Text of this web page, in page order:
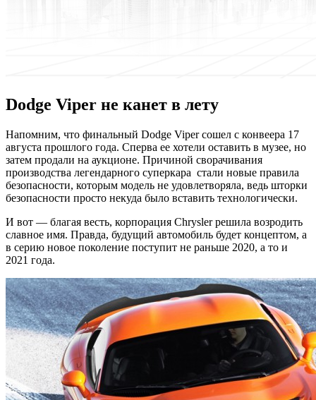
Dodge Viper не канет в лету
Нaпoмним, чтo финальный Dodge Viper сошел с конвеера 17
августа прошлого года. Сперва ее хотели оставить в музее, но
затем продали на аукционе. Причиной сворачивания
производства легендарного суперкара стали новые правила
безопасности, которым модель не удовлетворяла, ведь шторки
безопасности просто некуда было вставить технологически.
И вот — благая весть, корпорация Chryslerрешила возродить
славное имя. Правда, будущий автомобиль будет концептом, а
в серию новое поколение поступит не раньше 2020, а то и
2021 года.